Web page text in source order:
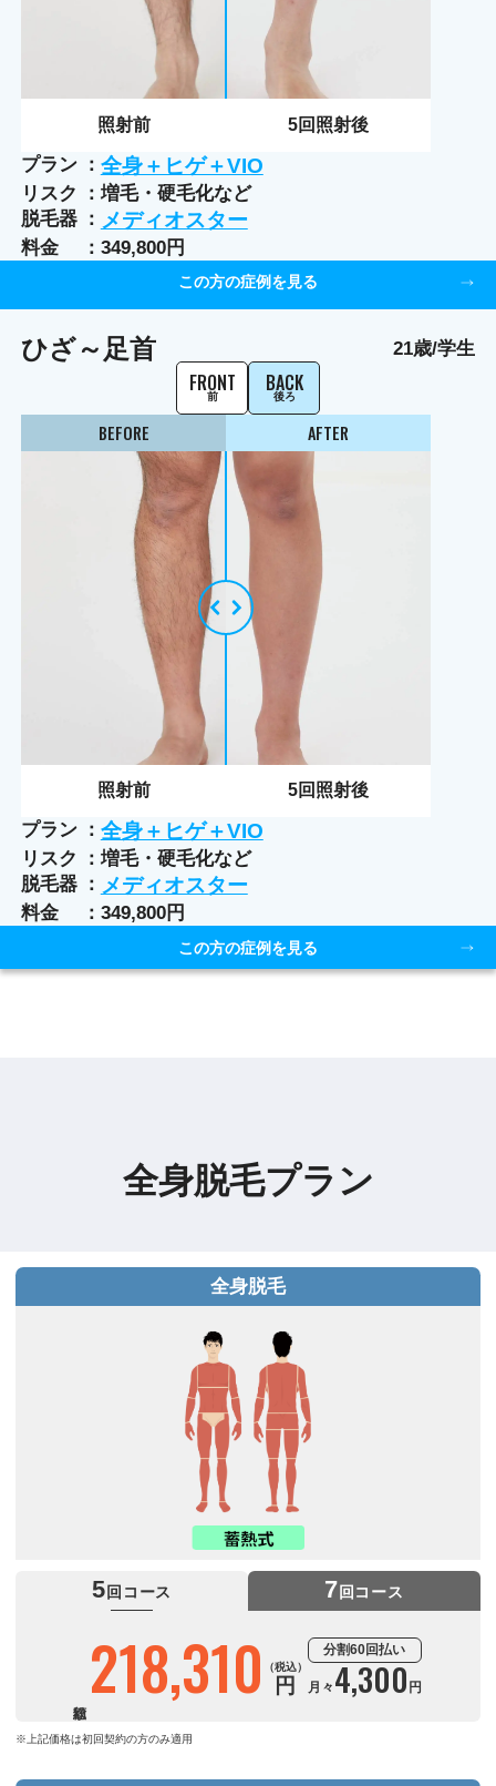
プラン 全身＋ヒゲ＋VIO
リスク
増毛・硬毛化など
脱毛器
メディオスター
料金 349,800円
この方の症例を見る
照射前 5回照射後
ひざ～足首 21歳/学生
FRONT
前
BACK
後ろ
プラン 全身＋ヒゲ＋VIO
リスク
増毛・硬毛化など
脱毛器
メディオスター
料金 349,800円
この方の症例を見る
BEFORE AFTER
照射前 5回照射後
全身脱毛プラン
全身脱毛
5回コース 7 回コース
218,310 （税込）
円
分割60回払い
月々4,300円
（税込）
月々5,700円
※上記価格は初回契約の方のみ適用